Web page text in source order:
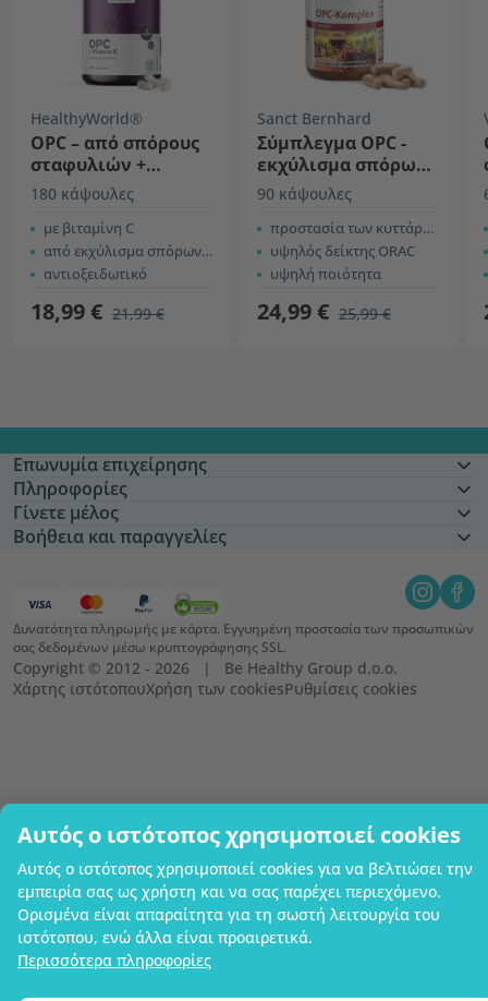
Αυτός ο ιστότοπος χρησιμοποιεί cookies
Αυτός ο ιστότοπος χρησιμοποιεί cookies για να βελτιώσει την
εμπειρία σας ως χρήστη και να σας παρέχει περιεχόμενο.
Ορισμένα είναι απαραίτητα για τη σωστή λειτουργία του
ιστότοπου, ενώ άλλα είναι προαιρετικά.
Περισσότερα πληροφορίες
HealthyWorld®
ΟΡC – από σπόρους
σταφυλιών +
βιταμίνη C
180 κάψουλες
με βιταμίνη C
από εκχύλισμα σπόρων σταφυλιού
αντιοξειδωτικό
18,99 € 21,99 €
Sanct Bernhard
Σύμπλεγμα OPC -
εκχύλισμα σπόρων
σταφυλιού
90 κάψουλες
προστασία των κυττάρων από τις ελεύθερες ρίζες
υψηλός δείκτης ORAC
υψηλή ποιότητα
24,99 € 25,99 €
Επωνυμία επιχείρησης
Πληροφορίες
Γίνετε μέλος
Βοήθεια και παραγγελίες
Δυνατότητα πληρωμής με κάρτα. Εγγυημένη προστασία των προσωπικών
σας δεδομένων μέσω κρυπτογράφησης SSL.
Copyright © 2012 - 2026   |   Be Healthy Group d.o.o.
Χάρτης ιστότοπουΧρήση των cookiesΡυθμίσεις cookies